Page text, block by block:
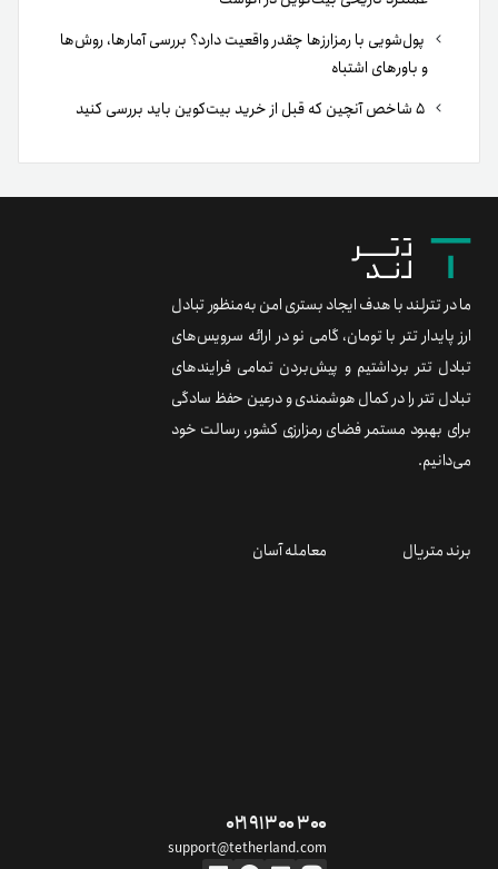
پول‌شویی با رمزارزها چقدر واقعیت دارد؟ بررسی آمارها، روش‌ها
و باورهای اشتباه
ما در تترلند با هدف ایجاد بستری امن به‌منظور تبادل
ارز پایدار تتر با تومان، گامی نو در ارائه سرویس‌های
تبادل تتر برداشتیم و پیش‌بردن تمامی فرایندهای
تبادل تتر را در کمال هوشمندی و درعین حفظ سادگی
برای بهبود مستمر فضای رمزارزی کشور، رسالت خود
می‌دانیم.
برند متریال معامله آسان
۰۲۱ ۹۱ ۳۰۰ ۳۰۰
support@tetherland.com